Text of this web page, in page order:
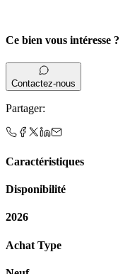
Ce bien vous intéresse ?
Contactez-nous
Partager:
Caractéristiques
Disponibilité
2026
Achat Type